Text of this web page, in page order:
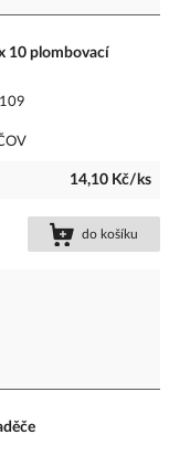
10 plombovací
14,10 Kč/ks
do košíku